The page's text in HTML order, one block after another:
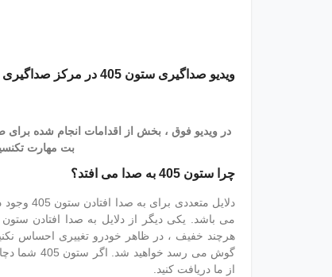
ویدیو صداگیری ستون 405 در مرکز صداگیری
بت مهارت
چرا ستون 405 به صدا می افتد؟
دلایل
هرچند خفیف ، در ظاهر خودرو تغییری احساس
گوش می
از ما دریافت کنید.